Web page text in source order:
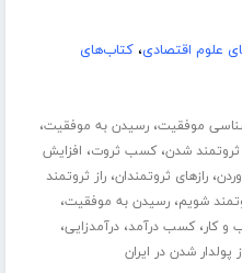
علوم اقتصادی،کتاب‌های
موفقیت،رسیدن به موفقیت،
ثروتمند شدن،کسب ثروت، افزایش
،رازهای ثروتمندان،راز ثروتمند
شویم،رسیدن به موفقیت،
کار،کسب درآمد،درآمدزایی،
پولدار شدن در ایران